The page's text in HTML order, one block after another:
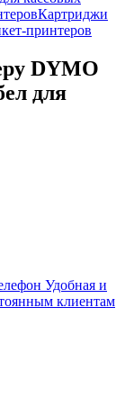
Картриджи
принтеров
DYMO
для
Удобная и
клиентам